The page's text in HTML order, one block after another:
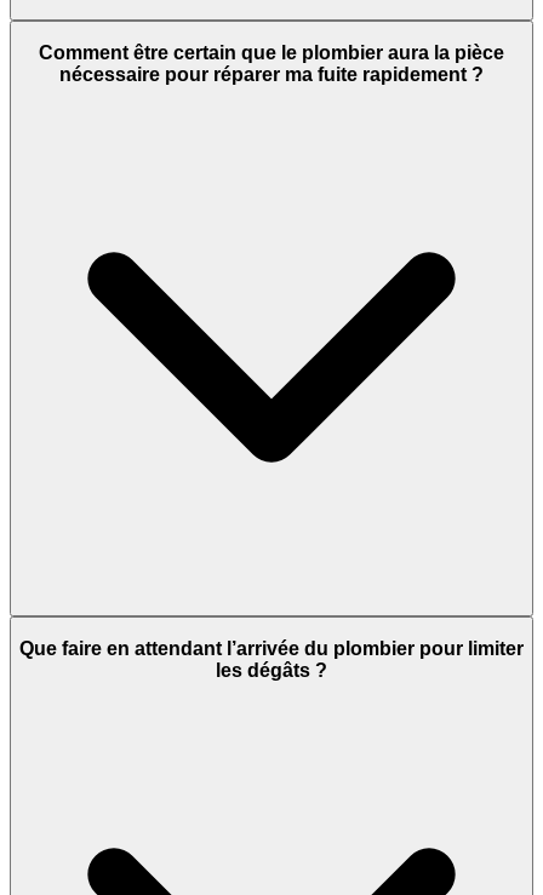
Comment être certain que le plombier aura la pièce
nécessaire pour réparer ma fuite rapidement ?
Que faire en attendant l’arrivée du plombier pour limiter
les dégâts ?